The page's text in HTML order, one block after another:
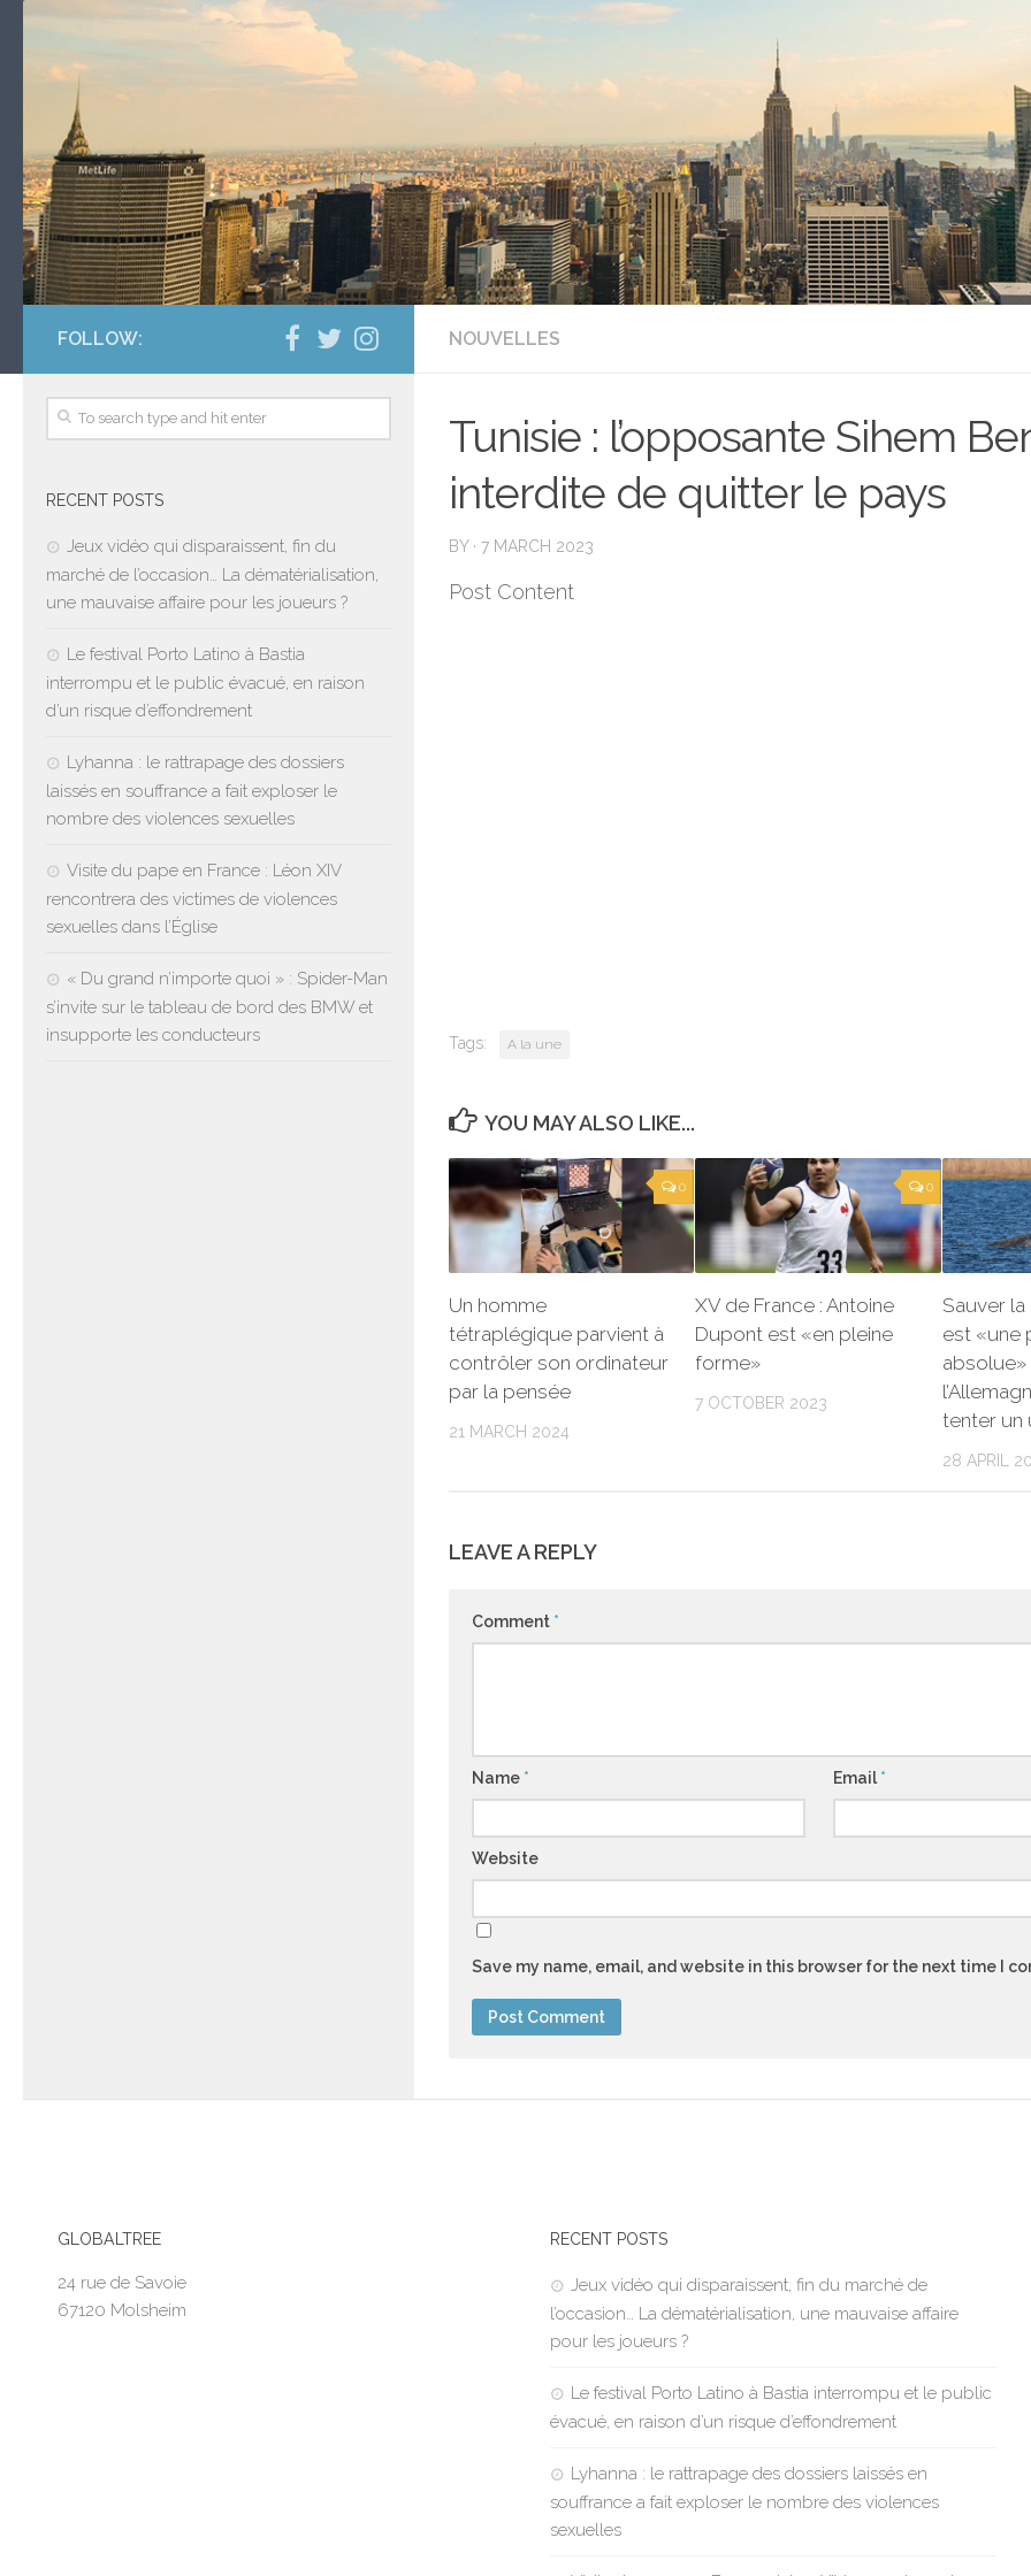
NOUVELLES
Tunisie : l’opposante Sihem
interdite de quitter le pays
BY · 7 MARCH 2023
Post Content
Tags: A la une
YOU MAY ALSO LIKE...
0
Un homme
tétraplégique parvient à
contrôler son ordinateur
par la pensée
21 MARCH 2024
0
XV de France : Antoine
Dupont est «en pleine
forme»
7 OCTOBER 2023
Sauver
est «une
tenter un
28 APRIL
LEAVE A REPLY
Comment *
Name * Email*
Website
Save my name, email, and website in this browser for the next time I
FOLLOW:
RECENT POSTS
Jeux vidéo qui disparaissent, fin du
marché de l’occasion… La dématérialisation,
une mauvaise affaire pour les joueurs ?
Le festival Porto Latino à Bastia
interrompu et le public évacué, en raison
d’un risque d’effondrement
Lyhanna : le rattrapage des dossiers
laissés en souffrance a fait exploser le
nombre des violences sexuelles
Visite du pape en France : Léon XIV
rencontrera des victimes de violences
sexuelles dans l’Église
« Du grand n’importe quoi » : Spider-Man
s’invite sur le tableau de bord des BMW et
insupporte les conducteurs
GLOBALTREE
24 rue de Savoie
67120 Molsheim
RECENT POSTS
Jeux vidéo qui disparaissent, fin du marché de
l’occasion… La dématérialisation, une mauvaise affaire
pour les joueurs ?
Le festival Porto Latino à Bastia interrompu et le public
évacué, en raison d’un risque d’effondrement
Lyhanna : le rattrapage des dossiers laissés en
souffrance a fait exploser le nombre des violences
sexuelles